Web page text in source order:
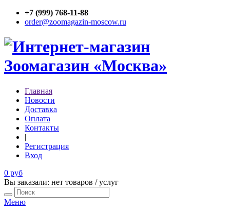
+7 (999) 768-11-88
order@zoomagazin-moscow.ru
Главная
Новости
Доставка
Оплата
Контакты
|
Регистрация
Вход
0 руб
Вы заказали: нет товаров / услуг
Меню